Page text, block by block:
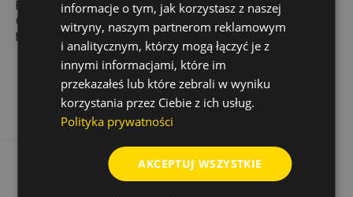
BIT MAGNA PH0
CLASSIC XHL - 25
MM, 1/4" - 10 SZT.
30,94 złCena
podstawowa
38,68 zł
Dodaj do koszyka
BIT WHIRLPOWER
SZEŚCIOKĄTNY HX
1/4" 3.0 X 50 MM –
WYSOKA TWARDOŚĆ,
10 SZT.
Dodaj do koszyka
informacje o tym, jak korzystasz z naszej
witryny, naszym partnerom reklamowym
i analitycznym, którzy mogą łączyć je z
innymi informacjami, które im
przekazałeś lub które zebrali w wyniku
korzystania przez Ciebie z ich usług.
Polityka prywatności
AKCEPTUJ WSZYSTKIE